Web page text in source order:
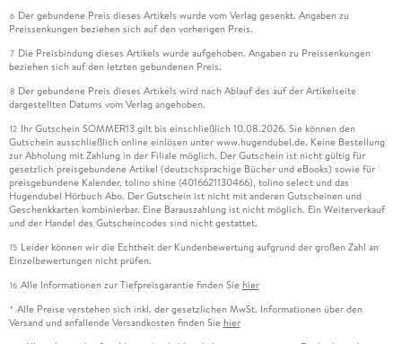
6 Der gebundene Preis dieses Artikels wurde vom Verlag gesenkt. Angaben zu
Preissenkungen beziehen sich auf den vorherigen Preis.
7 Die Preisbindung dieses Artikels wurde aufgehoben. Angaben zu Preissenkungen
beziehen sich auf den letzten gebundenen Preis.
8 Der gebundene Preis dieses Artikels wird nach Ablauf des auf der Artikelseite
dargestellten Datums vom Verlag angehoben.
12 Ihr Gutschein SOMMER13 gilt bis einschließlich 10.08.2026. Sie können den
Gutschein ausschließlich online einlösen unter www.hugendubel.de. Keine Bestellung
zur Abholung mit Zahlung in der Filiale möglich. Der Gutschein ist nicht gültig für
gesetzlich preisgebundene Artikel (deutschsprachige Bücher und eBooks) sowie für
preisgebundene Kalender, tolino shine (4016621130466), tolino select und das
Hugendubel Hörbuch Abo. Der Gutschein ist nicht mit anderen Gutscheinen und
Geschenkkarten kombinierbar. Eine Barauszahlung ist nicht möglich. Ein Weiterverkauf
und der Handel des Gutscheincodes sind nicht gestattet.
15 Leider können wir die Echtheit der Kundenbewertung aufgrund der großen Zahl an
Einzelbewertungen nicht prüfen.
16 Alle Informationen zur Tiefpreisgarantie finden Sie hier
* Alle Preise verstehen sich inkl. der gesetzlichen MwSt. Informationen über den
Versand und anfallende Versandkosten finden Sie hier